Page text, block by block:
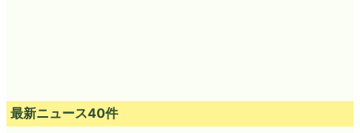
最新ニュース40件